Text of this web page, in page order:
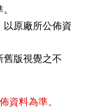
。
原廠所公佈資
版視覺之不
資料為準。